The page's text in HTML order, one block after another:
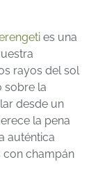
es una
rayos del sol
sobre la
desde un
la pena
auténtica
con champán